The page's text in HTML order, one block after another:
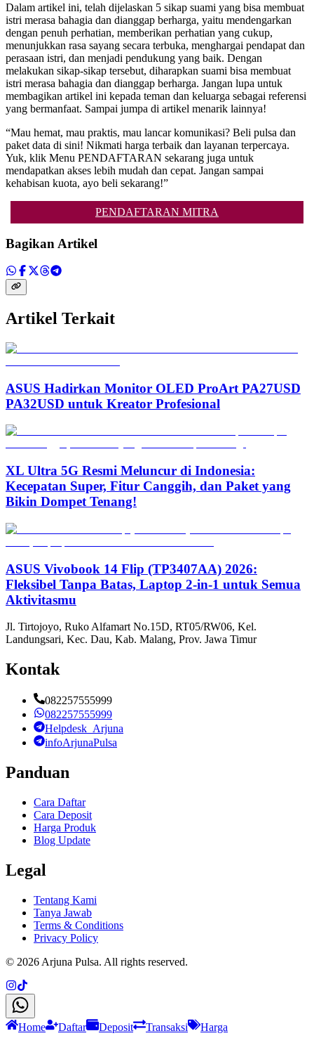
Dalam artikel ini, telah dijelaskan 5 sikap suami yang bisa membuat
istri merasa bahagia dan dianggap berharga, yaitu mendengarkan
dengan penuh perhatian, memberikan perhatian yang cukup,
menunjukkan rasa sayang secara terbuka, menghargai pendapat dan
perasaan istri, dan menjadi pendukung yang baik. Dengan
melakukan sikap-sikap tersebut, diharapkan suami bisa membuat
istri merasa bahagia dan dianggap berharga. Jangan lupa untuk
membagikan artikel ini kepada teman dan keluarga sebagai referensi
yang bermanfaat. Sampai jumpa di artikel menarik lainnya!
“Mau hemat, mau praktis, mau lancar komunikasi? Beli pulsa dan
paket data di sini! Nikmati harga terbaik dan layanan terpercaya.
Yuk, klik Menu PENDAFTARAN sekarang juga untuk
mendapatkan akses lebih mudah dan cepat. Jangan sampai
kehabisan kuota, ayo beli sekarang!”
PENDAFTARAN MITRA
Bagikan Artikel
Artikel Terkait
ASUS Hadirkan Monitor OLED ProArt PA27USD
PA32USD untuk Kreator Profesional
XL Ultra 5G Resmi Meluncur di Indonesia:
Kecepatan Super, Fitur Canggih, dan Paket yang
Bikin Dompet Tenang!
ASUS Vivobook 14 Flip (TP3407AA) 2026:
Fleksibel Tanpa Batas, Laptop 2-in-1 untuk Semua
Aktivitasmu
Jl. Tirtojoyo, Ruko Alfamart No.15D, RT05/RW06, Kel.
Landungsari, Kec. Dau, Kab. Malang, Prov. Jawa Timur
Kontak
082257555999
082257555999
Helpdesk_Arjuna
infoArjunaPulsa
Panduan
Cara Daftar
Cara Deposit
Harga Produk
Blog Update
Legal
Tentang Kami
Tanya Jawab
Terms & Conditions
Privacy Policy
© 2026 Arjuna Pulsa. All rights reserved.
Home Daftar Deposit Transaksi Harga